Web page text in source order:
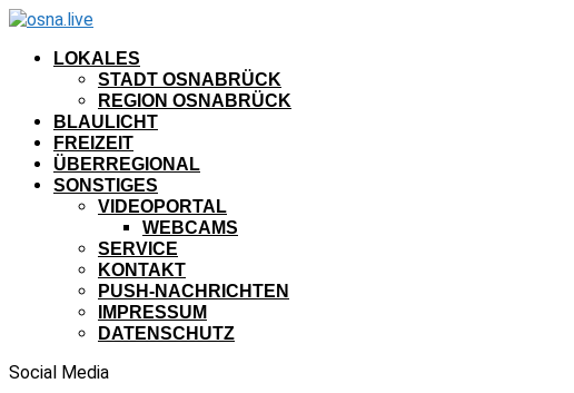
LOKALES
STADT OSNABRÜCK
REGION OSNABRÜCK
BLAULICHT
FREIZEIT
ÜBERREGIONAL
SONSTIGES
VIDEOPORTAL
WEBCAMS
SERVICE
KONTAKT
PUSH-NACHRICHTEN
IMPRESSUM
DATENSCHUTZ
Social Media